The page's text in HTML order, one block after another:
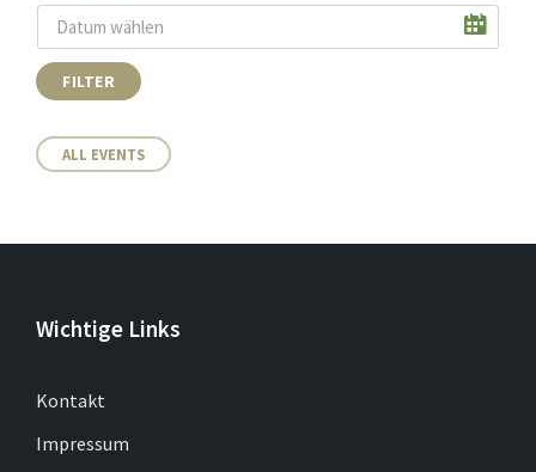
FILTER
ALL EVENTS
Wichtige Links
Kontakt
Impressum